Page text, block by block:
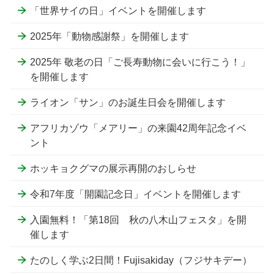
「世界サイの日」イベントを開催します
2025年「動物感謝祭」を開催します
2025年 敬老の日「ご長寿動物に会いに行こう！」
を開催します
ライオン「サン」のお誕生日会を開催します
アフリカゾウ「メアリー」の来園42周年記念イベ
ント
ホッキョクグマの展示再開のおしらせ
令和7年度「開園記念日」イベントを開催します
入園無料！「第18回 秋の八木山フェスタ」を開
催します
たのしく学ぶ2日間！Fujisakiday（フジサキデー）